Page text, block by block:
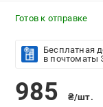
Готов к отправке
Бесплатная
в почтоматы
985 ₴/шт.